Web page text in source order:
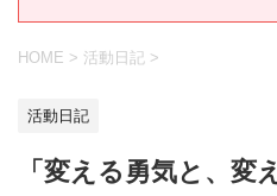
HOME > 活動日記 >
活動日記
「変える勇気と、